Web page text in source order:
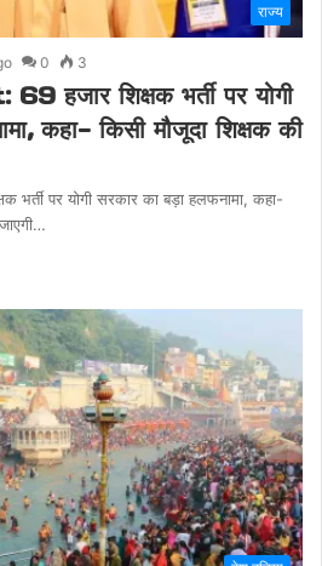
राज्य
0 3
हजार शिक्षक भर्ती पर योगी
कहा- किसी मौजूदा शिक्षक की
पर योगी सरकार का बड़ा हलफनामा, कहा-